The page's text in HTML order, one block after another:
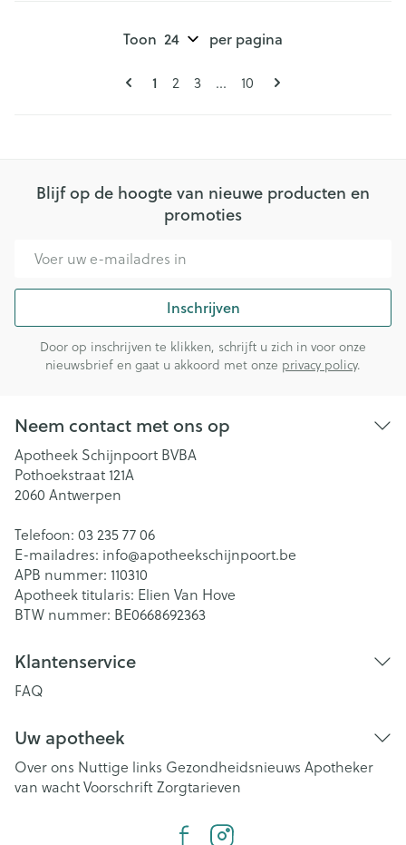
Pagina's
U lees momenteel pagina
1 Pagina
2 Pagina
3 ... Pagina
10
Toon per pagina
Blijf op de hoogte van nieuwe producten en
promoties
Inschrijven
Door op inschrijven te klikken, schrijft u zich in voor onze
nieuwsbrief en gaat u akkoord met onze privacy policy.
Neem contact met ons op
Apotheek Schijnpoort BVBA
Pothoekstraat 121A
2060 Antwerpen
Telefoon: 03 235 77 06
E-mailadres: info@apotheekschijnpoort.be
APB nummer: 110310
Apotheek titularis: Elien Van Hove
BTW nummer: BE0668692363
Klantenservice
FAQ
Uw apotheek
Over ons Nuttige links Gezondheidsnieuws Apotheker
van wachtVoorschriftZorgtarieven